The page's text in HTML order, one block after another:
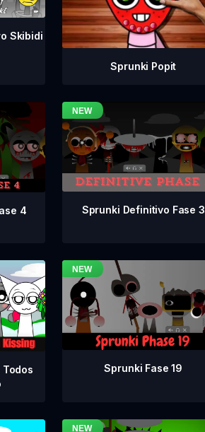
Skibidi
Sprunki Popit
4 Sprunki Definitivo Fase 3
Sprunki Fase 19